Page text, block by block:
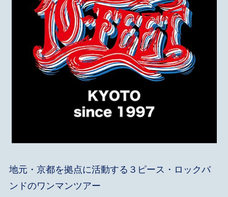
地元・京都を拠点に活動する３ピース・ロックバ
ンドのワンマンツアー